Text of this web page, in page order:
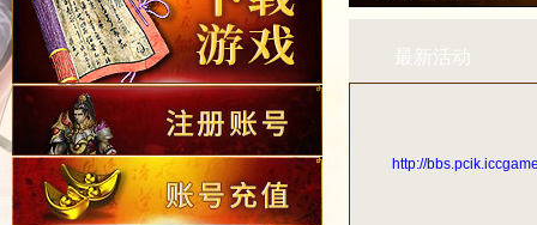
最新活动
http://